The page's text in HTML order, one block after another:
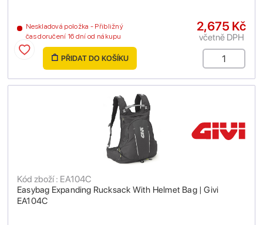
Neskladová položka - Přibližný
čas doručení 16 dní od nákupu
2,675 Kč
včetně DPH
PŘIDAT DO KOŠÍKU
Easybag Expanding Rucksack With Helmet Bag | Givi
EA104C
Kód zboží : EA104C